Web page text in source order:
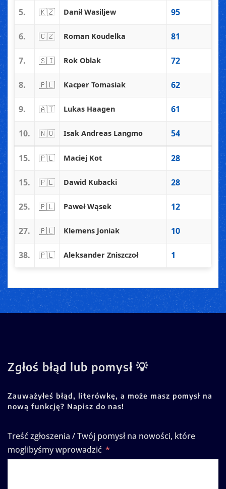
5. 🇰🇿 Danił Wasiljew 95
6. 🇨🇿 Roman Koudelka 81
7. 🇸🇮 Rok Oblak 72
8. 🇵🇱 Kacper Tomasiak 62
9. 🇦🇹 Lukas Haagen 61
10. 🇳🇴 Isak Andreas Langmo 54
15. 🇵🇱 Maciej Kot 28
15. 🇵🇱 Dawid Kubacki 28
25. 🇵🇱 Paweł Wąsek 12
27. 🇵🇱 Klemens Joniak 10
38. 🇵🇱 Aleksander Zniszczoł 1
Zgłoś błąd lub pomysł 💡
Zauważyłeś błąd, literówkę, a może masz pomysł na
nową funkcję? Napisz do nas!
Treść zgłoszenia / Twój pomysł na nowości, które
moglibyśmy wprowadzić